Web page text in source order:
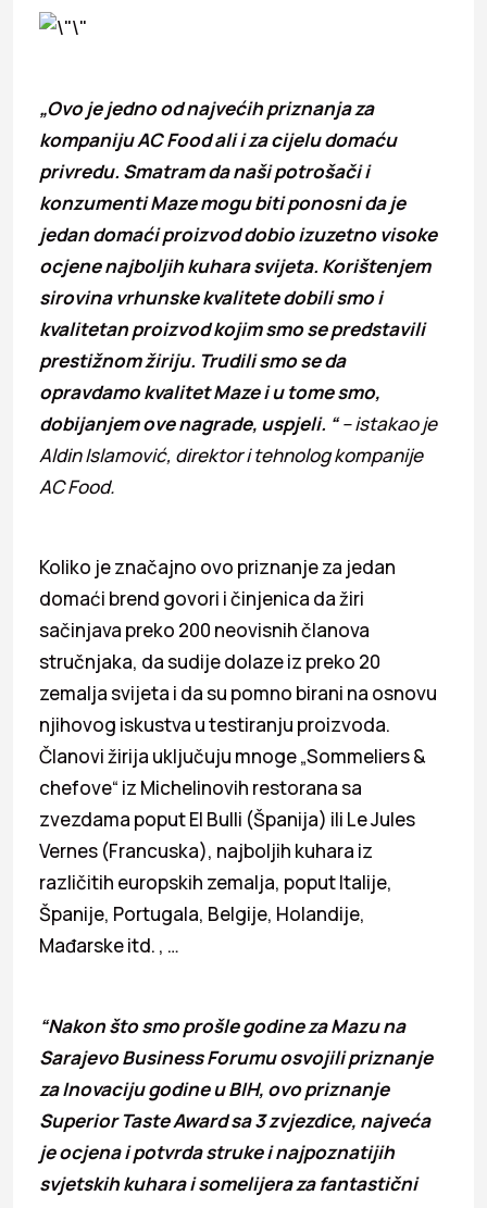
„Ovo je jedno od najvećih priznanja za
kompaniju AC Food ali i za cijelu domaću
privredu. Smatram da naši potrošači i
konzumenti Maze mogu biti ponosni da je
jedan domaći proizvod dobio izuzetno visoke
ocjene najboljih kuhara svijeta. Korištenjem
sirovina vrhunske kvalitete dobili smo i
kvalitetan proizvod kojim smo se predstavili
prestižnom žiriju. Trudili smo se da
opravdamo kvalitet Maze i u tome smo,
dobijanjem ove nagrade, uspjeli. “– istakao je
Aldin Islamović, direktor i tehnolog kompanije
AC Food.
Koliko je značajno ovo priznanje za jedan
domaći brend govori i činjenica da žiri
sačinjava preko 200 neovisnih članova
stručnjaka, da sudije dolaze iz preko 20
zemalja svijeta i da su pomno birani na osnovu
njihovog iskustva u testiranju proizvoda.
Članovi žirija uključuju mnoge „Sommeliers &
chefove“ iz Michelinovih restorana sa
zvezdama poput El Bulli (Španija) ili Le Jules
Vernes (Francuska), najboljih kuhara iz
različitih europskih zemalja, poput Italije,
Španije, Portugala, Belgije, Holandije,
Mađarske itd. , …
“Nakon što smo prošle godine za Mazu na
Sarajevo Business Forumu osvojili priznanje
za Inovaciju godine u BIH, ovo priznanje
Superior Taste Award sa 3 zvjezdice, najveća
je ocjena i potvrda struke i najpoznatijih
svjetskih kuhara i somelijera za fantastični